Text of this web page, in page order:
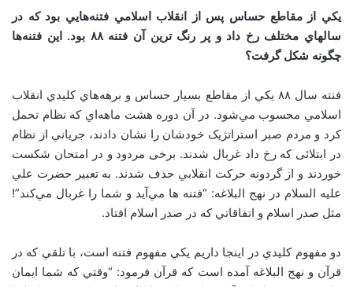
يکي از مقاطع حساس پس از انقلاب اسلامي فتنه‌هايي بود که در
سالهاي مختلف رخ داد و پر رنگ ترين آن فتنه ۸۸ بود. اين فتنه‌ها
چگونه شکل گرفت؟
فنته سال ۸۸ يکي از مقاطع بسيار حساس و برهه‌هاي کليدي انقلاب
اسلامي محسوب مي‌شود. در آن دوره هشت ماهه‌اي که نظام تحمل
کرد و مردم صبر استراتژيک خودشان را نشان دادند، جرياني از نظام
در ابتلائی که رخ داد غربال شدند. برخی مردود و در امتحان شکست
خوردند و از گردونه حرکت انقلابي حذف شدند. به تعبير حضرت علي
عليه السلام در نهج البلاغه: “فتنه ها مي‌آيد و شما را غربال مي‌کند”!
مثل صدر اسلام و اتفاقاتي که در صدر اسلام افتاد.
دو مفهوم کليدي در اينجا داريم يکي مفهوم فتنه است، با تلقي که در
قرآن و نهج البلاغه آمده است که قرآن فرمود: “وقتي که شما ايمان